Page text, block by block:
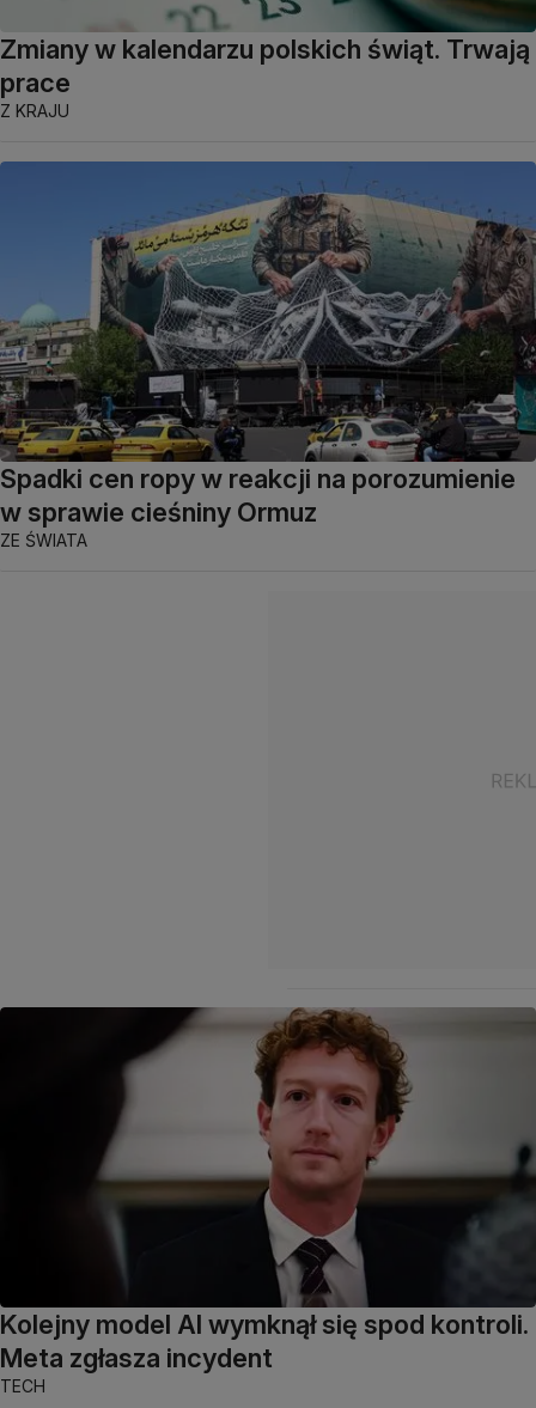
Zmiany w kalendarzu polskich świąt. Trwają
prace
Z KRAJU
Spadki cen ropy w reakcji na porozumienie
w sprawie cieśniny Ormuz
ZE ŚWIATA
Kolejny model AI wymknął się spod kontroli.
Meta zgłasza incydent
TECH